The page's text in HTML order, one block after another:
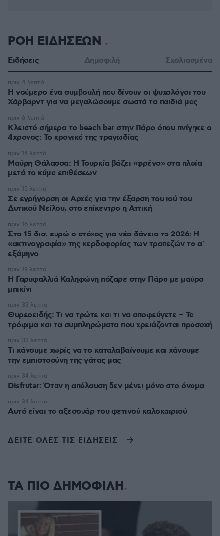
ΡΟΗ ΕΙΔΗΣΕΩΝ
Ειδήσεις Δημοφιλή Σχολιασμένα
Η νούμερο ένα συμβουλή που δίνουν οι ψυχολόγοι του
Χάρβαρντ για να μεγαλώσουμε σωστά τα παιδιά μας
πριν 4 λεπτά
Κλειστό σήμερα το beach bar στην Πάρο όπου πνίγηκε ο
4χρονος: Το χρονικό της τραγωδίας
πριν 6 λεπτά
Μαύρη Θάλασσα: Η Τουρκία βάζει «φρένο» στα πλοία
μετά το κύμα επιθέσεων
πριν 14 λεπτά
Σε εγρήγορση οι Αρχές για την έξαρση του ιού του
Δυτικού Νείλου, στο επίκεντρο η Αττική
πριν 15 λεπτά
Στα 15 δισ. ευρώ ο στόχος για νέα δάνεια το 2026: Η
«ακτινογραφία» της κερδοφορίας των τραπεζών το α΄
εξάμηνο
πριν 16 λεπτά
Η Γαρυφαλλιά Καληφώνη πόζαρε στην Πάρο με μαύρο
μπικίνι
πριν 19 λεπτά
Θυρεοειδής: Τι να τρώτε και τι να αποφεύγετε – Τα
τρόφιμα και τα συμπληρώματα που χρειάζονται προσοχή
πριν 33 λεπτά
Τι κάνουμε χωρίς να το καταλαβαίνουμε και χάνουμε
την εμπιστοσύνη της γάτας μας
πριν 33 λεπτά
Disfrutar: Όταν η απόλαυση δεν μένει μόνο στο όνομα
πριν 34 λεπτά
Αυτό είναι το αξεσουάρ του φετινού καλοκαιριού
πριν 34 λεπτά
ΔΕΙΤΕ ΟΛΕΣ ΤΙΣ ΕΙΔΗΣΕΙΣ
ΤΑ ΠΙΟ ΔΗΜΟΦΙΛΗ